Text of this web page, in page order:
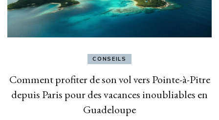
CONSEILS
Comment profiter de son vol vers Pointe-à-Pitre
depuis Paris pour des vacances inoubliables en
Guadeloupe